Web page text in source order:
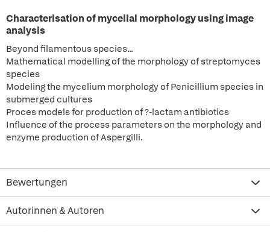
Characterisation of mycelial morphology using image
analysis
Beyond filamentous species...
Mathematical modelling of the morphology of streptomyces
species
Modeling the mycelium morphology of Penicillium species in
submerged cultures
Proces models for production of ?-lactam antibiotics
Influence of the process parameters on the morphology and
enzyme production of Aspergilli.
Bewertungen
Autorinnen & Autoren